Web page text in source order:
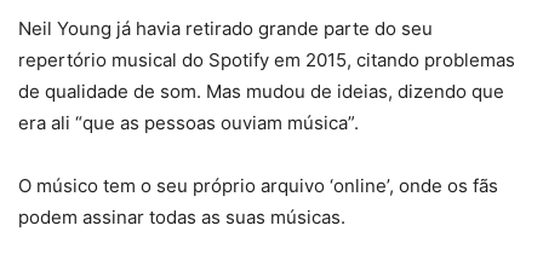
Neil Young já havia retirado grande parte do seu
repertório musical do Spotify em 2015, citando problemas
de qualidade de som. Mas mudou de ideias, dizendo que
era ali “que as pessoas ouviam música”.
O músico tem o seu próprio arquivo ‘online’, onde os fãs
podem assinar todas as suas músicas.